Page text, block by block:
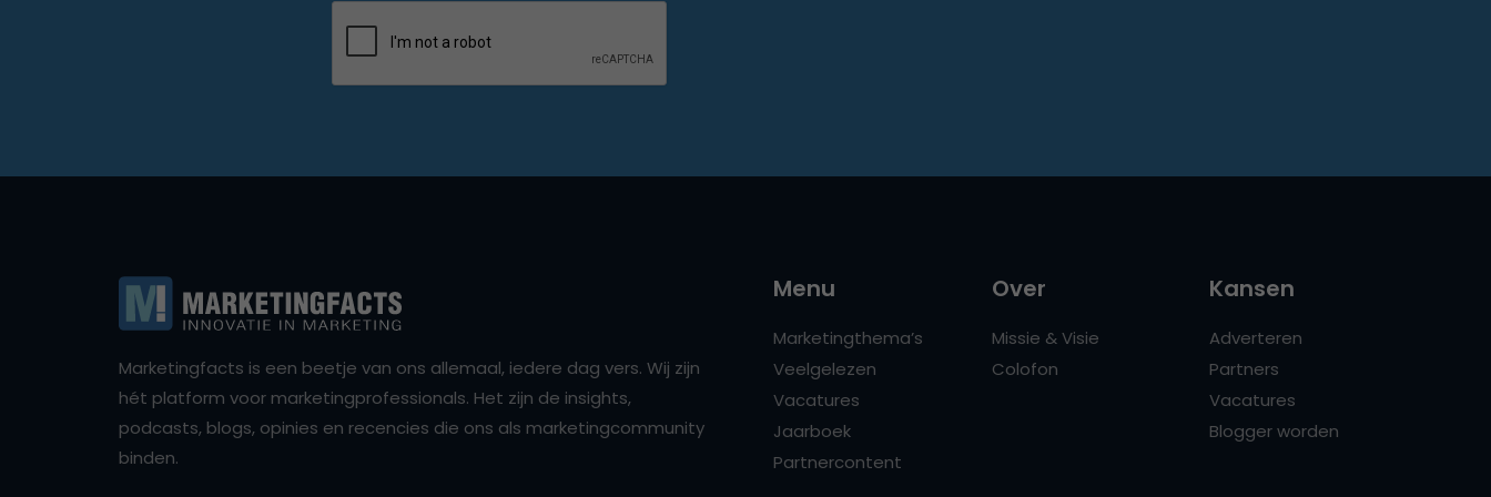
Marketingfacts is een beetje van ons allemaal, iedere dag vers. Wij zijn
hét platform voor marketingprofessionals. Het zijn de insights,
podcasts, blogs, opinies en recencies die ons als marketingcommunity
binden.
Menu
Marketingthema’s
Veelgelezen
Vacatures
Jaarboek
Partnercontent
Over
Missie & Visie
Colofon
Kansen
Adverteren
Partners
Vacatures
Blogger worden